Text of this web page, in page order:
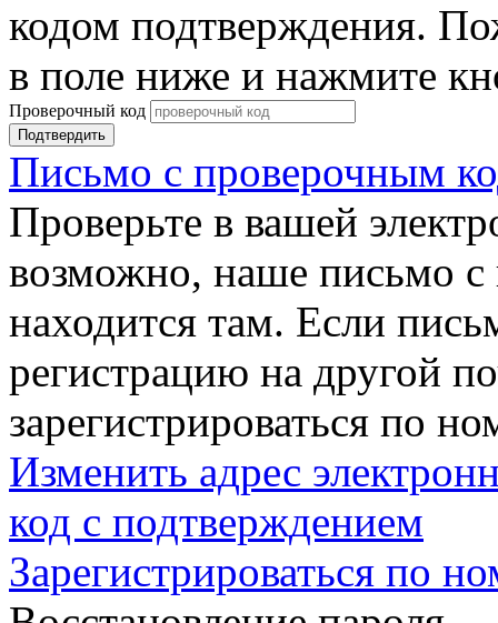
кодом подтверждения.
в поле ниже и нажмите
Проверочный код
Подтвердить
Письмо с проверочным
Проверьте в вашей
возможно, наше письмо с
находится там. Если
регистрацию на другой
зарегистрироваться по
Изменить адрес
код с подтверждением
Зарегистрироваться по